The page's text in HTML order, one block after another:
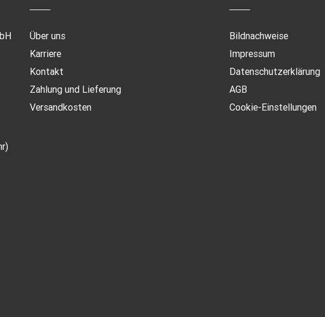
Über uns
Karriere
Kontakt
Zahlung und Lieferung
Versandkosten
Bildnachweise
Impressum
Datenschutzerklärung
AGB
Cookie-Einstellungen